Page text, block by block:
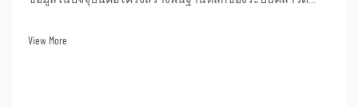
View More